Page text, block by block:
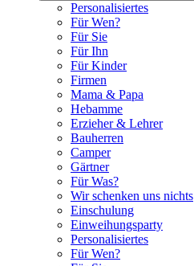
Personalisiertes
Für Wen?
Für Sie
Für Ihn
Für Kinder
Firmen
Mama & Papa
Hebamme
Erzieher & Lehrer
Bauherren
Camper
Gärtner
Für Was?
Wir schenken uns nichts
Einschulung
Einweihungsparty
Personalisiertes
Für Wen?